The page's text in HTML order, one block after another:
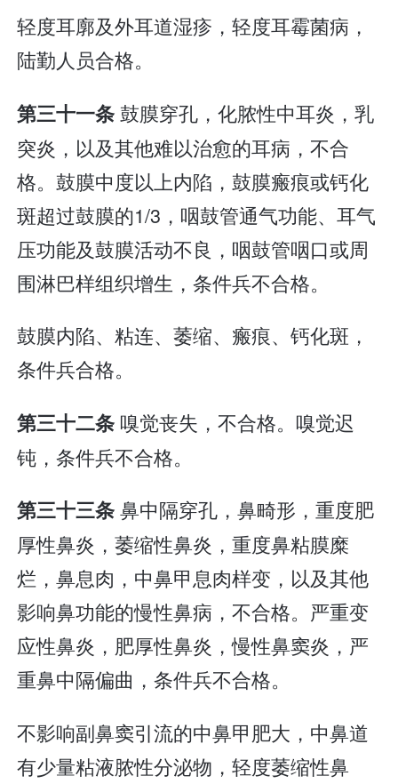
轻度耳廓及外耳道湿疹，轻度耳霉菌病，
陆勤人员合格。
第三十一条鼓膜穿孔，化脓性中耳炎，乳
突炎，以及其他难以治愈的耳病，不合
格。鼓膜中度以上内陷，鼓膜瘢痕或钙化
斑超过鼓膜的1/3，咽鼓管通气功能、耳气
压功能及鼓膜活动不良，咽鼓管咽口或周
围淋巴样组织增生，条件兵不合格。
鼓膜内陷、粘连、萎缩、瘢痕、钙化斑，
条件兵合格。
第三十二条 嗅觉丧失，不合格。嗅觉迟
钝，条件兵不合格。
第三十三条鼻中隔穿孔，鼻畸形，重度肥
厚性鼻炎，萎缩性鼻炎，重度鼻粘膜糜
烂，鼻息肉，中鼻甲息肉样变，以及其他
影响鼻功能的慢性鼻病，不合格。严重变
应性鼻炎，肥厚性鼻炎，慢性鼻窦炎，严
重鼻中隔偏曲，条件兵不合格。
不影响副鼻窦引流的中鼻甲肥大，中鼻道
有少量粘液脓性分泌物，轻度萎缩性鼻